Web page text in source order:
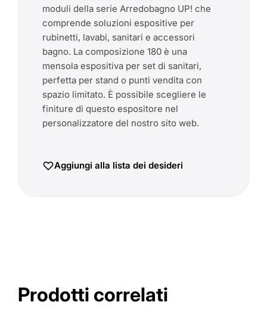
moduli della serie Arredobagno UP! che
comprende soluzioni espositive per
rubinetti, lavabi, sanitari e accessori
bagno. La composizione 180 è una
mensola espositiva per set di sanitari,
perfetta per stand o punti vendita con
spazio limitato. È possibile scegliere le
finiture di questo espositore nel
Aggiungi alla lista dei desideri
Prodotti correlati